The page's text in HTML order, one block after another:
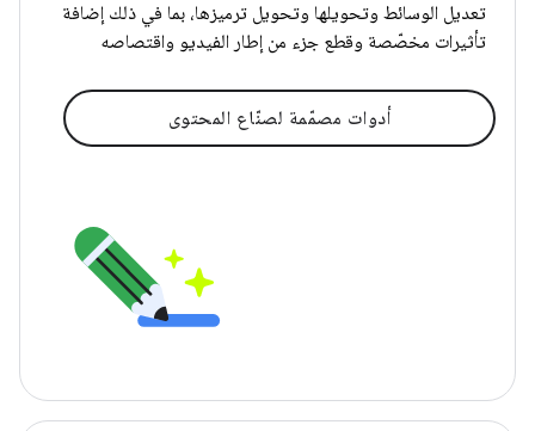
تعديل الوسائط وتحويلها وتحويل ترميزها، بما في ذلك إضافة
تأثيرات مخصّصة وقطع جزء من إطار الفيديو واقتصاصه
أدوات مصمّمة لصنّاع المحتوى